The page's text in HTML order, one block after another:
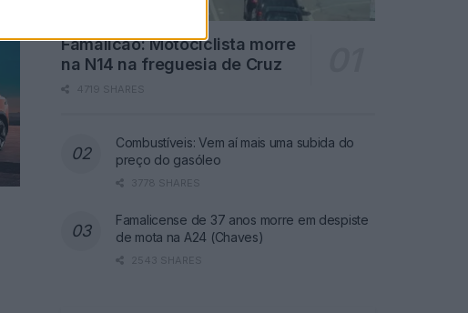
Famalicão: Motociclista morre
na N14 na freguesia de Cruz
4719 SHARES
Combustíveis: Vem aí mais uma subida do
preço do gasóleo
3778 SHARES
Famalicense de 37 anos morre em despiste
de mota na A24 (Chaves)
2543 SHARES